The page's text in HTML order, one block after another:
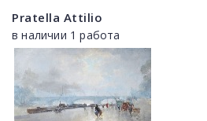
Pratella Attilio
в наличии 1 работа